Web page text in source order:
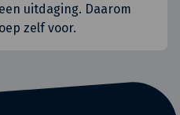
uitdaging. Daarom
zelf voor.